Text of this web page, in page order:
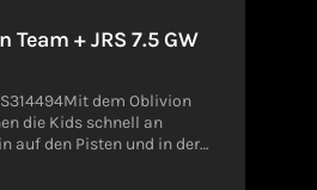
Team + JRS 7.5 GW
dem Oblivion
die Kids schnell an
auf den Pisten und in der